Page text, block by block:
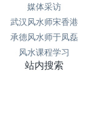
媒体采访
武汉风水师宋香港
承德风水师于凤磊
风水课程学习
站内搜索